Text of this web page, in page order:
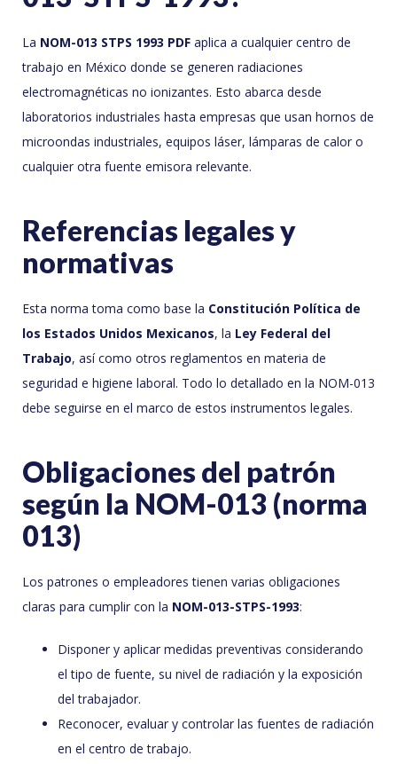
La NOM-013 STPS 1993 PDF aplica a cualquier centro de
trabajo en México donde se generen radiaciones
electromagnéticas no ionizantes. Esto abarca desde
laboratorios industriales hasta empresas que usan hornos de
microondas industriales, equipos láser, lámparas de calor o
cualquier otra fuente emisora relevante.
Referencias legales y
normativas
Esta norma toma como base la Constitución Política de
los Estados Unidos Mexicanos, la Ley Federal del
Trabajo, así como otros reglamentos en materia de
seguridad e higiene laboral. Todo lo detallado en la NOM-013
debe seguirse en el marco de estos instrumentos legales.
Obligaciones del patrón
según la NOM-013 (norma
013)
Los patrones o empleadores tienen varias obligaciones
claras para cumplir con la NOM-013-STPS-1993:
Disponer y aplicar medidas preventivas considerando
el tipo de fuente, su nivel de radiación y la exposición
del trabajador.
Reconocer, evaluar y controlar las fuentes de radiación
en el centro de trabajo.